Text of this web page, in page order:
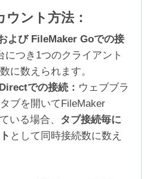
ウント方法：
よび FileMaker Goでの接
につき1つのクライアント
に数えられます。
での接続： ウェブブラ
ブを開いてFileMaker
いる場合、 タブ接続毎に
として同時接続数に数え